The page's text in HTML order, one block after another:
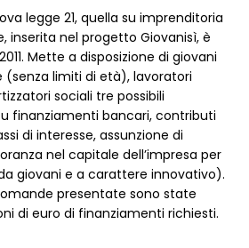
legge 21, quella su imprenditoria
inserita nel progetto Giovanisì, è
Mette a disposizione di giovani
(senza limiti di età), lavoratori
sociali tre possibili
finanziamenti bancari, contributi
di interesse, assunzione di
nel capitale dell’impresa per
giovani e a carattere innovativo).
presentate sono state
di euro di finanziamenti richiesti.